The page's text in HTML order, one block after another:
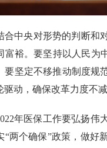
合中央对形势的判断和
富裕。要坚持以人民为
要坚定不移推动制度规
动，确保改革力度不
年医保工作要弘扬伟
“两个确保”政策，做好